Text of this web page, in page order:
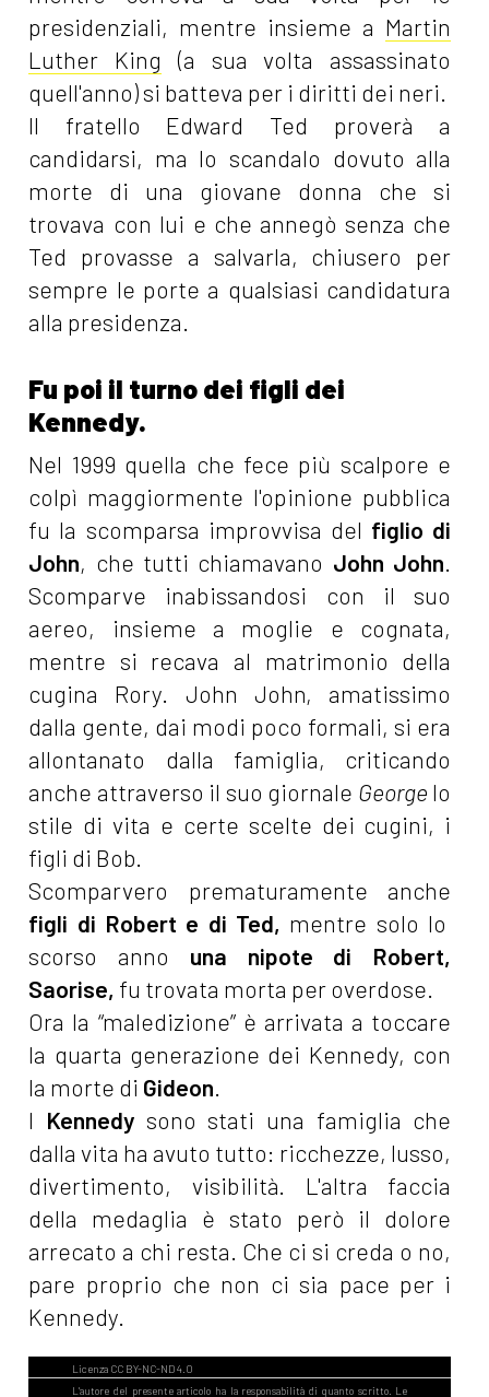
presidenziali, mentre insieme a Martin
Luther King (a sua volta assassinato
quell'anno) si batteva per i diritti dei neri.
Il fratello Edward Ted proverà a
candidarsi, ma lo scandalo dovuto alla
morte di una giovane donna che si
trovava con lui e che annegò senza che
Ted provasse a salvarla, chiusero per
sempre le porte a qualsiasi candidatura
alla presidenza.
Fu poi il turno dei figli dei
Kennedy.
Nel 1999 quella che fece più scalpore e
colpì maggiormente l'opinione pubblica
fu la scomparsa improvvisa del figlio di
John, che tutti chiamavano John John.
Scomparve inabissandosi con il suo
aereo, insieme a moglie e cognata,
mentre si recava al matrimonio della
cugina Rory. John John, amatissimo
dalla gente, dai modi poco formali, si era
allontanato dalla famiglia, criticando
anche attraverso il suo giornale George lo
stile di vita e certe scelte dei cugini, i
figli di Bob.
Scomparvero prematuramente anche
figli di Robert e di Ted, mentre solo lo
scorso anno una nipote di Robert,
Saorise, fu trovata morta per overdose.
Ora la “maledizione” è arrivata a toccare
la quarta generazione dei Kennedy, con
la morte di Gideon.
I Kennedysono stati una famiglia che
dalla vita ha avuto tutto: ricchezze, lusso,
divertimento, visibilità. L'altra faccia
della medaglia è stato però il dolore
arrecato a chi resta. Che ci si creda o no,
pare proprio che non ci sia pace per i
Kennedy.